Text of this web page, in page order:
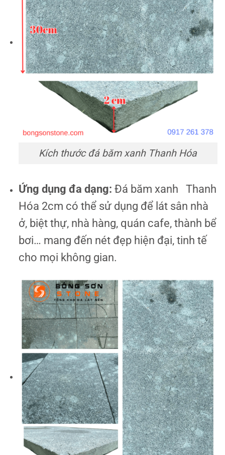
Kích thước đá băm xanh Thanh Hóa
Ứng dụng đa dạng: Đá băm xanh Thanh
Hóa 2cm có thể sử dụng để lát sân nhà
ở, biệt thự, nhà hàng, quán cafe, thành bể
bơi… mang đến nét đẹp hiện đại, tinh tế
cho mọi không gian.